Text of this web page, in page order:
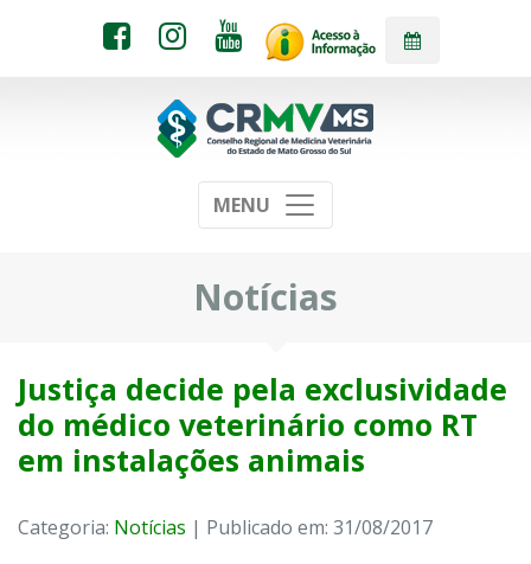
MENU
Notícias
Justiça decide pela exclusividade
do médico veterinário como RT
em instalações animais
Categoria: Notícias | Publicado em: 31/08/2017